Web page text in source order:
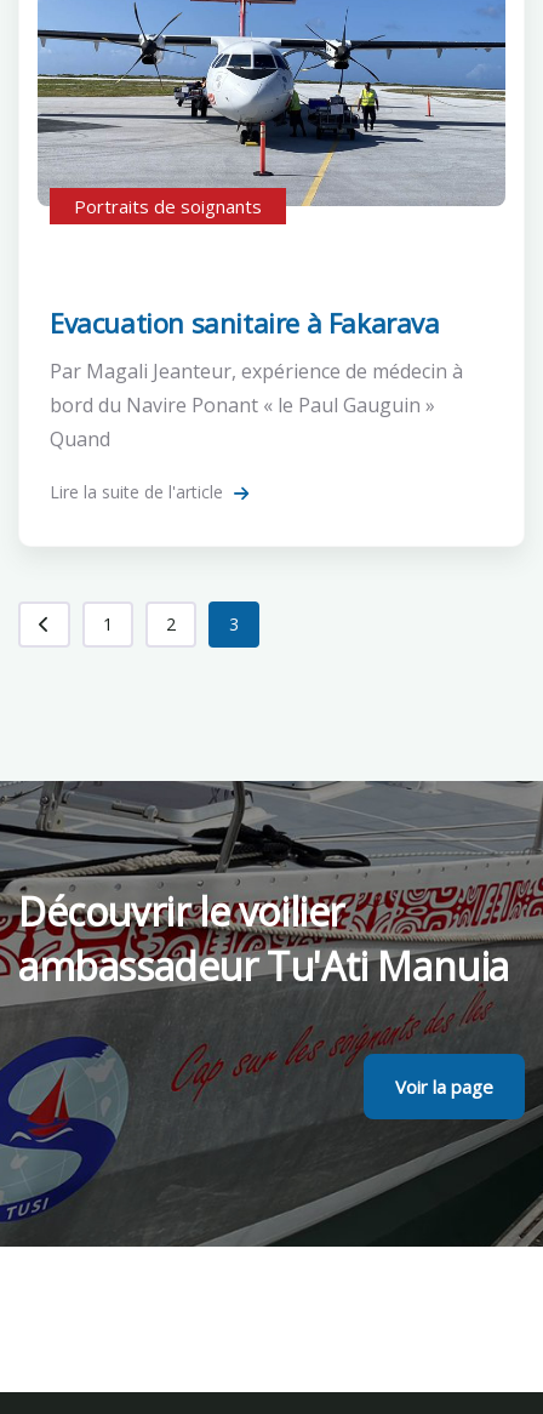
Portraits de soignants
Evacuation sanitaire à Fakarava
Par Magali Jeanteur, expérience de médecin à
bord du Navire Ponant « le Paul Gauguin »
Quand
Lire la suite de l'article
1 2 3
Découvrir le voilier
ambassadeur Tu'Ati Manuia
Voir la page